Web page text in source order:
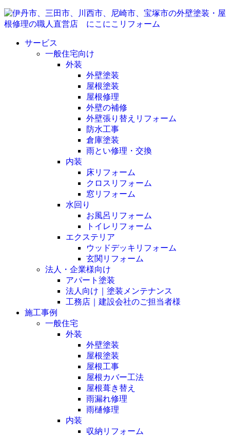
サービス
一般住宅向け
外装
外壁塗装
屋根塗装
屋根修理
外壁の補修
外壁張り替えリフォーム
防水工事
倉庫塗装
雨とい修理・交換
内装
床リフォーム
クロスリフォーム
窓リフォーム
水回り
お風呂リフォーム
トイレリフォーム
エクステリア
ウッドデッキリフォーム
玄関リフォーム
法人・企業様向け
アパート塗装
法人向け｜塗装メンテナンス
工務店｜建設会社のご担当者様
施工事例
一般住宅
外装
外壁塗装
屋根塗装
屋根工事
屋根カバー工法
屋根葺き替え
雨漏れ修理
雨樋修理
内装
収納リフォーム